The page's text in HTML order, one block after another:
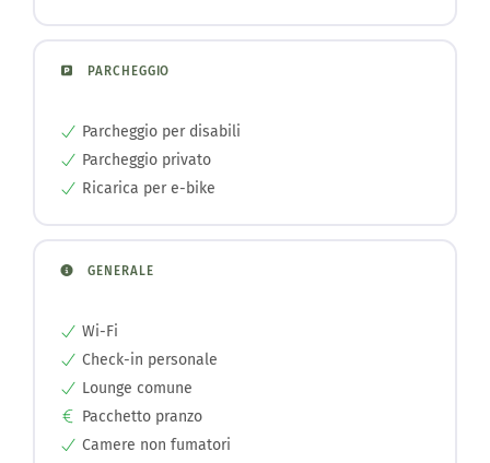
PARCHEGGIO
Parcheggio per disabili
Parcheggio privato
Ricarica per e-bike
GENERALE
Wi-Fi
Check-in personale
Lounge comune
Pacchetto pranzo
Camere non fumatori